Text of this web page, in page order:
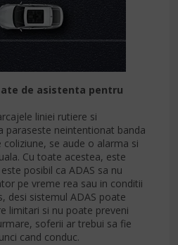
de asistenta pentru
liniei rutiere si
paraseste neintentionat banda
coliziune, se aude o alarma si
Cu toate acestea, este
posibil ca ADAS sa nu
pe vreme rea sau in conditii
desi sistemul ADAS poate
limitari si nu poate preveni
soferii ar trebui sa fie
cand conduc.